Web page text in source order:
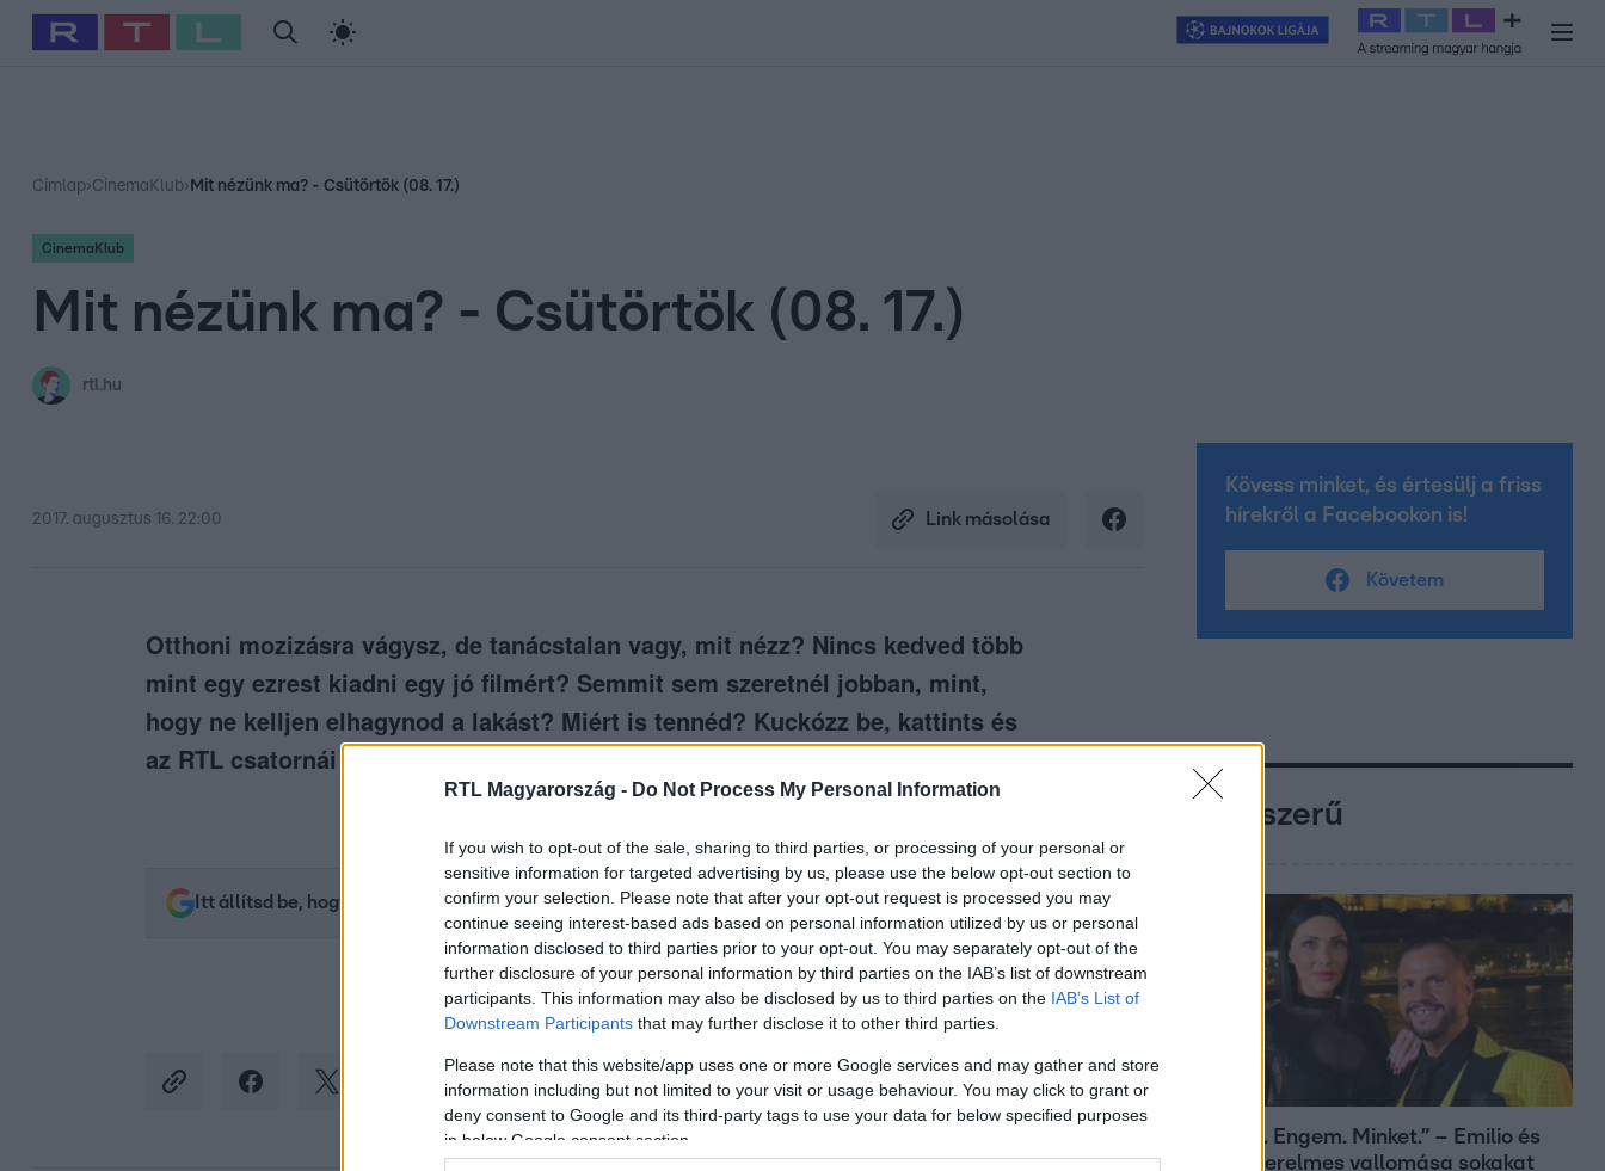
RTL Magyarország - Do Not Process My Personal Information
If you wish to opt-out of the sale, sharing to third parties, or processing of your personal or
sensitive information for targeted advertising by us, please use the below opt-out section to
confirm your selection. Please note that after your opt-out request is processed you may
continue seeing interest-based ads based on personal information utilized by us or personal
information disclosed to third parties prior to your opt-out. You may separately opt-out of the
further disclosure of your personal information by third parties on the IAB’s list of downstream
participants. This information may also be disclosed by us to third parties on the IAB’s List of
Downstream Participants that may further disclose it to other third parties.
Please note that this website/app uses one or more Google services and may gather and store
information including but not limited to your visit or usage behaviour. You may click to grant or
deny consent to Google and its third-party tags to use your data for below specified purposes
in below Google consent section.
Babits Marcella Szellő István Most Wanted Exek csatája 2026 Celeb vagyok, ments ki innen
Címlap›CinemaKlub› Mit nézünk ma? - Csütörtök (08. 17.)
CinemaKlub
Mit nézünk ma? - Csütörtök (08. 17.)
rtl.hu
2017. augusztus 16. 22:00 Link másolása
Otthoni mozizásra vágysz, de tanácstalan vagy, mit nézz? Nincs kedved több
mint egy ezrest kiadni egy jó filmért? Semmit sem szeretnél jobban, mint,
hogy ne kelljen elhagynod a lakást? Miért is tennéd? Kuckózz be, kattints és
az RTL csatornái segítenek élményekkel teli döntést hozni!
Itt állítsd be, hogy az RTL.hu az elsők között legyen a Google-találatokban!
Kövess minket, és értesülj a friss
hírekről a Facebookon is!
Követem
Népszerű
„Téged. Engem. Minket.” – Emilio és
Tina szerelmes vallomása sokakat